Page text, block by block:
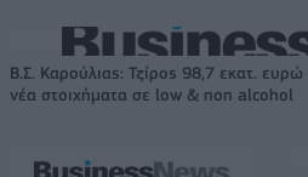
Β.Σ. Καρούλιας: Τζίρος 98,7 εκατ.
νέα στοιχήματα σε low & non alcohol